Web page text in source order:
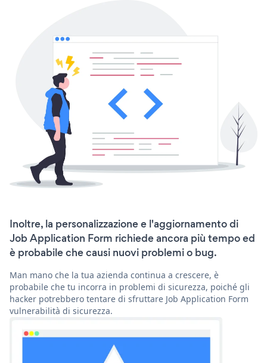
Inoltre, la personalizzazione e l'aggiornamento di
Job Application Form richiede ancora più tempo ed
è probabile che causi nuovi problemi o bug.
Man mano che la tua azienda continua a crescere, è
probabile che tu incorra in problemi di sicurezza, poiché gli
hacker potrebbero tentare di sfruttare Job Application Form
vulnerabilità di sicurezza.